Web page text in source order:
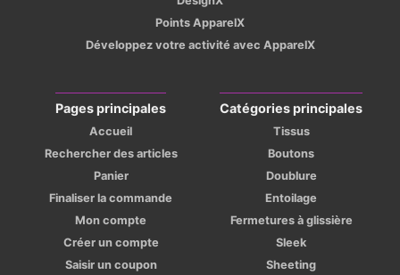
Points ApparelX
Développez votre activité avec ApparelX
Pages principales
Accueil
Rechercher des articles
Panier
Finaliser la commande
Mon compte
Créer un compte
Saisir un coupon
Catégories principales
Tissus
Boutons
Doublure
Entoilage
Fermetures à glissière
Sleek
Sheeting